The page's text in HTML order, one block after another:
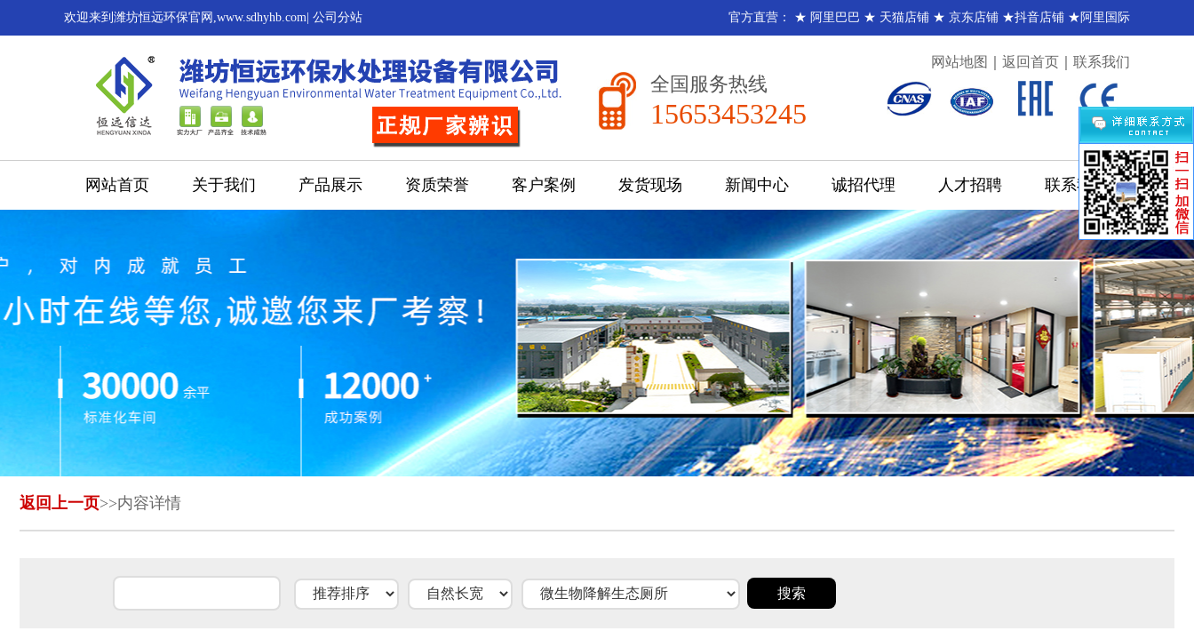
欢迎来到潍坊恒远环保官网,www.sdhyhb.com| 公司分站 官方直营： ★ 阿里巴巴 ★ 天猫店铺 ★ 京东店铺 ★抖音店铺 ★ 阿里国际
全国服务热线
15653453245
网站地图 返回首页 联系我们
网站首页 关于我们 产品展示 资质荣誉 客户案例 发货现场 新闻中心 诚招代理 人才招聘 联系我们
返回上一页>>内容详情